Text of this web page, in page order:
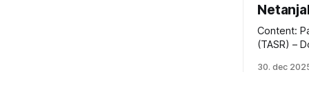
Content:
(TASR) –
vyhlásil,
30. dec